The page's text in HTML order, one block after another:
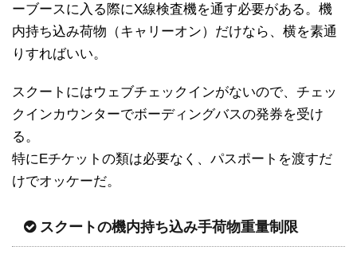
ーブースに入る際にX線検査機を通す必要がある。機
内持ち込み荷物（キャリーオン）だけなら、横を素通
りすればいい。
スクートにはウェブチェックインがないので、チェッ
クインカウンターでボーディングバスの発券を受け
る。
特にEチケットの類は必要なく、パスポートを渡すだ
けでオッケーだ。
スクートの機内持ち込み手荷物重量制限